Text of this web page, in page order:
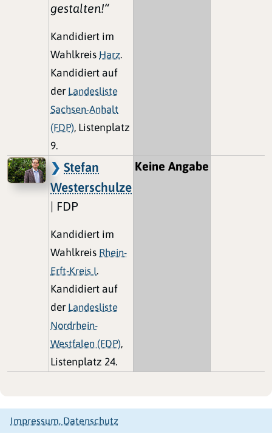
gestalten!“
Kandidiert im
Wahlkreis Harz.
Kandidiert auf
der Landesliste
Sachsen-Anhalt
(FDP), Listenplatz
9.
Stefan
Westerschulze
| FDP
Kandidiert im
Wahlkreis Rhein-
Erft-Kreis I.
Kandidiert auf
der Landesliste
Nordrhein-
Westfalen (FDP),
Listenplatz 24.
Keine Angabe
Impressum, Datenschutz